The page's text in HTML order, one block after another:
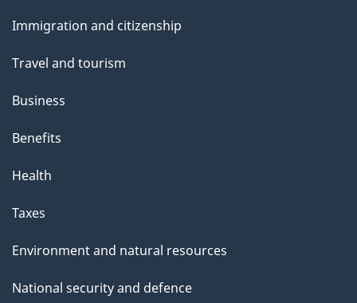
topics
Immigration and citizenship
Travel and tourism
Business
Benefits
Health
Taxes
Environment and natural resources
National security and defence